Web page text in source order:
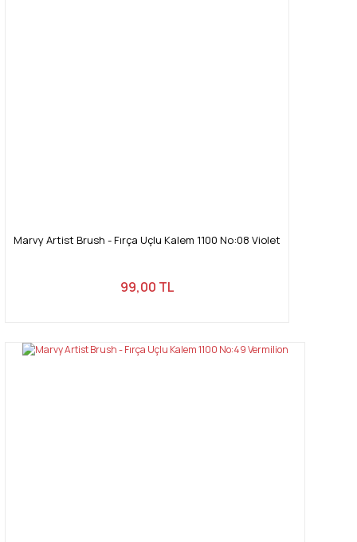
Marvy Artist Brush - Fırça Uçlu Kalem 1100 No:08 Violet
99,00 TL